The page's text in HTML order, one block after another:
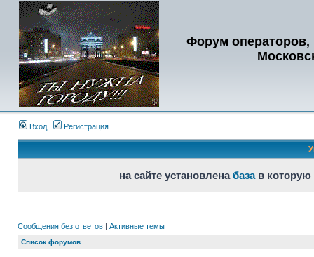
Форум операторов,
Вход Регистрация
на сайте установленабазав которую
Сообщения без ответов | Активные темы
Список форумов